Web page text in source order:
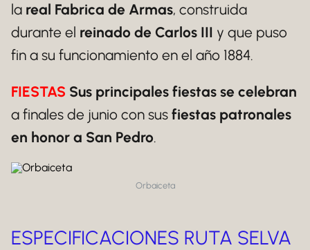
la real Fabrica de Armas, construida
durante el reinado de Carlos III y que puso
fin a su funcionamiento en el año 1884.
FIESTAS Sus principales fiestas se celebran
a finales de junio con sus fiestas patronales
en honor a San Pedro.
Orbaiceta
ESPECIFICACIONES RUTA SELVA